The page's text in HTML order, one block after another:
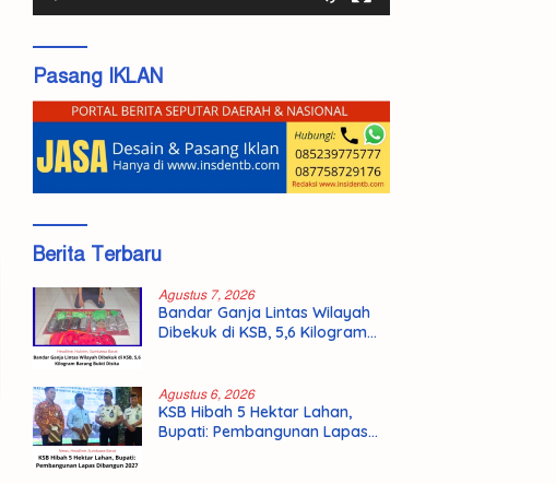
Pasang IKLAN
Berita Terbaru
Agustus 7, 2026
Bandar Ganja Lintas Wilayah
Dibekuk di KSB, 5,6 Kilogram
Agustus 6, 2026
KSB Hibah 5 Hektar Lahan,
Bupati: Pembangunan Lapas